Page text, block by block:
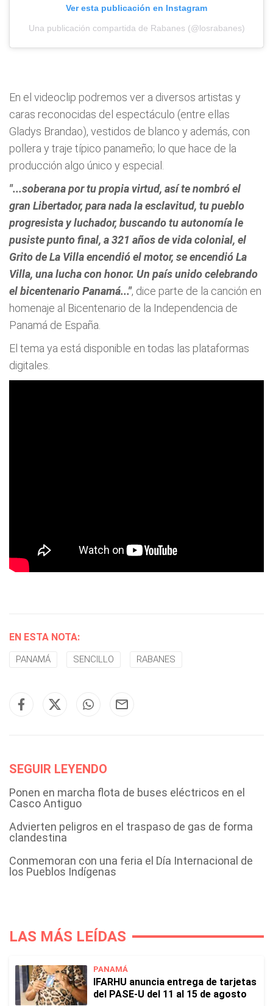
Ver esta publicación en Instagram
Una publicación compartida de Rabanes (@losrabanes)
En el videoclip podremos ver a diversos artistas y
caras reconocidas del espectáculo (entre ellas
Gladys Brandao), vestidos de blanco y además, con
pollera y traje típico panameño; lo que hace de la
producción algo único y especial.
"...soberana por tu propia virtud, así te nombró el
gran Libertador, para nada la esclavitud, tu pueblo
progresista y luchador, buscando tu autonomía le
pusiste punto final, a 321 años de vida colonial, el
Grito de La Villa encendió el motor, se encendió La
Villa, una lucha con honor. Un país unido celebrando
el bicentenario Panamá...", dice parte de la canción en
homenaje al Bicentenario de la Independencia de
Panamá de España.
El tema ya está disponible en todas las plataformas
digitales.
EN ESTA NOTA:
PANAMÁ SENCILLO RABANES
SEGUIR LEYENDO
Ponen en marcha flota de buses eléctricos en el
Casco Antiguo
Advierten peligros en el traspaso de gas de forma
clandestina
Conmemoran con una feria el Día Internacional de
los Pueblos Indígenas
LAS MÁS LEÍDAS
PANAMÁ
IFARHU anuncia entrega de tarjetas
del PASE-U del 11 al 15 de agosto